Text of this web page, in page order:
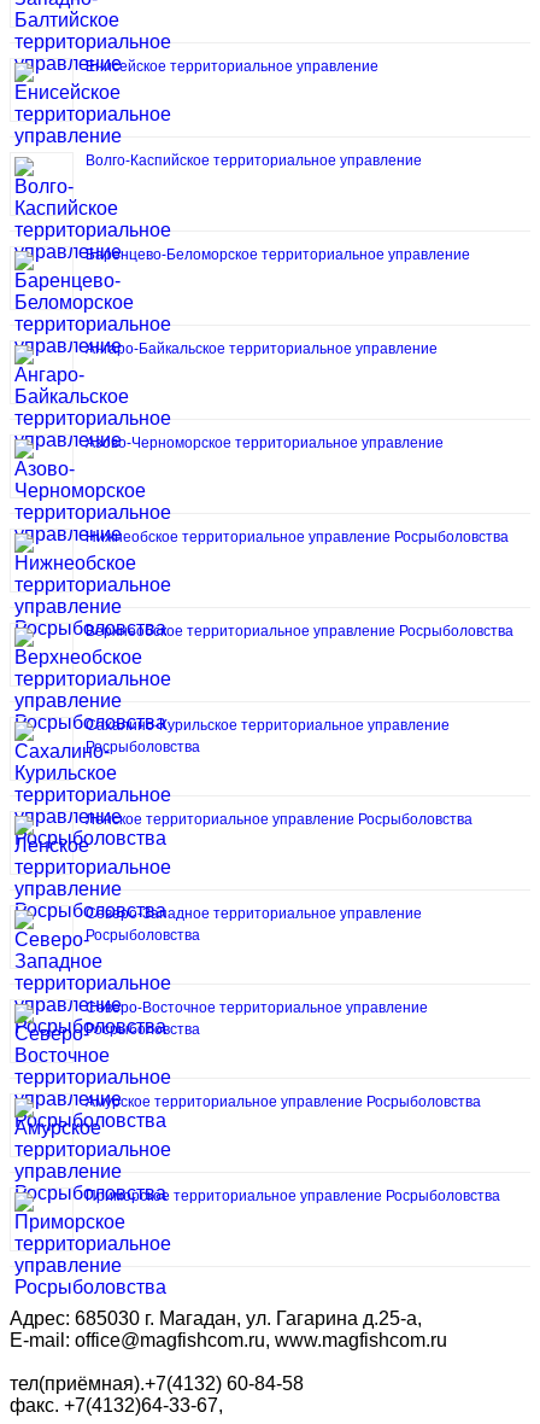
Енисейское территориальное управление
Волго-Каспийское территориальное управление
Баренцево-Беломорское территориальное управление
Ангаро-Байкальское территориальное управление
Азово-Черноморское территориальное управление
Нижнеобское территориальное управление Росрыболовства
Верхнеобское территориальное управление Росрыболовства
Сахалино-Курильское территориальное управление
Росрыболовства
Ленское территориальное управление Росрыболовства
Северо-Западное территориальное управление
Росрыболовства
Северо-Восточное территориальное управление
Росрыболовства
Амурское территориальное управление Росрыболовства
Приморское территориальное управление Росрыболовства
Адрес: 685030 г. Магадан, ул. Гагарина д.25-а,
E-mail: office@magfishcom.ru, www.magfishcom.ru
тел(приёмная).+7(4132) 60-84-58
факс. +7(4132)64-33-67,